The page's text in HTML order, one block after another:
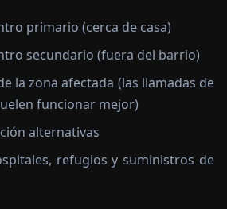
primario (cerca de casa)
secundario (fuera del barrio)
la zona afectada (las llamadas de
funcionar mejor)
alternativas
refugios y suministros de